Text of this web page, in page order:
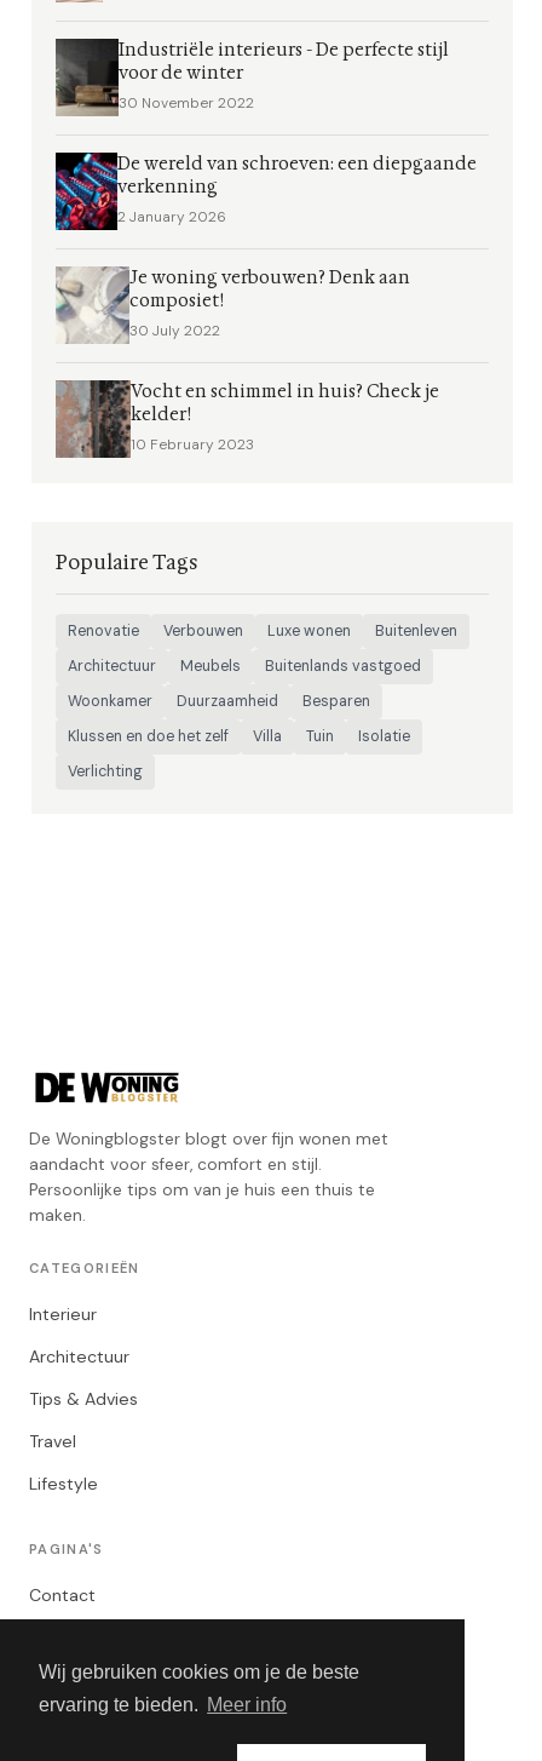
Wij gebruiken cookies om je de beste
ervaring te bieden. Meer info
Industriële interieurs - De perfecte stijl
voor de winter
30 November 2022
De wereld van schroeven: een diepgaande
verkenning
2 January 2026
Je woning verbouwen? Denk aan
composiet!
30 July 2022
Vocht en schimmel in huis? Check je
kelder!
10 February 2023
Populaire Tags
Renovatie Verbouwen Luxe wonen
Buitenleven
Architectuur
Meubels
Buitenlands vastgoed
Woonkamer
Duurzaamheid
Besparen
Klussen en doe het zelf
Villa Tuin
Isolatie
Verlichting
De Woningblogster blogt over fijn wonen met
aandacht voor sfeer, comfort en stijl.
Persoonlijke tips om van je huis een thuis te
maken.
CATEGORIEËN
Interieur
Architectuur
Tips & Advies
Travel
Lifestyle
PAGINA'S
Contact
Algemene Voorwaarden
Adverteren